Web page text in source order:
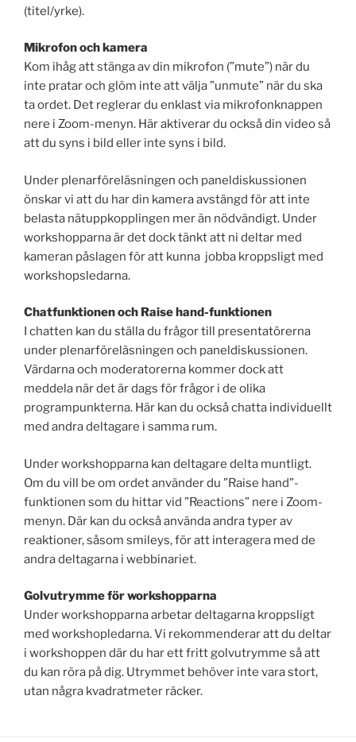
(titel/yrke).
Mikrofon och kamera
Kom ihåg att stänga av din mikrofon (”mute”) när du
inte pratar och glöm inte att välja ”unmute” när du ska
ta ordet. Det reglerar du enklast via mikrofonknappen
nere i Zoom-menyn. Här aktiverar du också din video så
att du syns i bild eller inte syns i bild.
Under plenarföreläsningen och paneldiskussionen
önskar vi att du har din kamera avstängd för att inte
belasta nätuppkopplingen mer än nödvändigt. Under
workshopparna är det dock tänkt att ni deltar med
kameran påslagen för att kunna jobba kroppsligt med
workshopsledarna.
Chatfunktionen och Raise hand-funktionen
I chatten kan du ställa du frågor till presentatörerna
under plenarföreläsningen och paneldiskussionen.
Värdarna och moderatorerna kommer dock att
meddela när det är dags för frågor i de olika
programpunkterna. Här kan du också chatta individuellt
med andra deltagare i samma rum.
Under workshopparna kan deltagare delta muntligt.
Om du vill be om ordet använder du ”Raise hand”-
funktionen som du hittar vid ”Reactions” nere i Zoom-
menyn. Där kan du också använda andra typer av
reaktioner, såsom smileys, för att interagera med de
andra deltagarna i webbinariet.
Golvutrymme för workshopparna
Under workshopparna arbetar deltagarna kroppsligt
med workshopledarna. Vi rekommenderar att du deltar
i workshoppen där du har ett fritt golvutrymme så att
du kan röra på dig. Utrymmet behöver inte vara stort,
utan några kvadratmeter räcker.